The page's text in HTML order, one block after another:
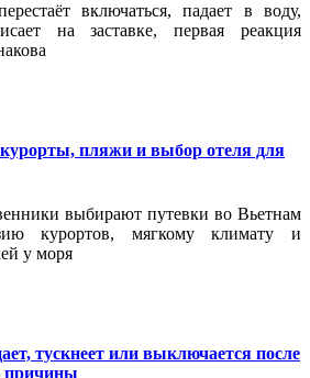
включаться, падает в воду,
на заставке, первая реакция
пляжи и выбор отеля для
выбирают путевки во Вьетнам
курортов, мягкому климату и
у моря
тускнеет или выключается после
причины